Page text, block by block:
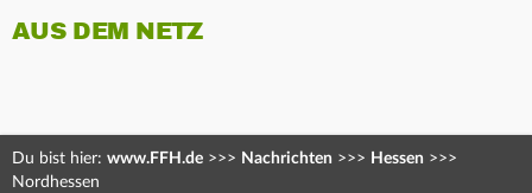
AUS DEM NETZ
Du bist hier: www.FFH.de >>> Nachrichten >>> Hessen >>>
Nordhessen